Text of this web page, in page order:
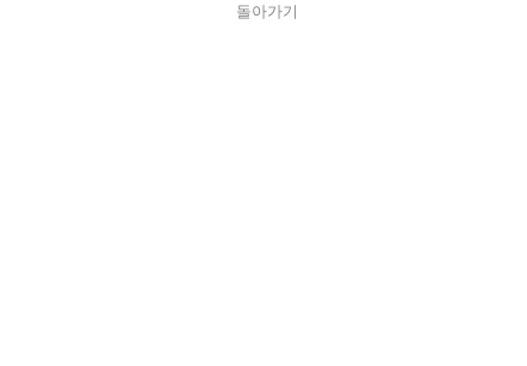
돌아가기